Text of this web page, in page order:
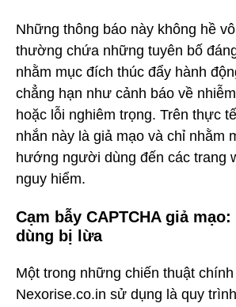
Những thông báo này không hề
thường chứa những tuyên bố
nhằm mục đích thúc đẩy hành
chẳng hạn như cảnh báo về
hoặc lỗi nghiêm trọng. Trên thực
nhắn này là giả mạo và chỉ nhằm
hướng người dùng đến các trang
nguy hiểm.
Cạm bẫy CAPTCHA giả
dùng bị lừa
Một trong những chiến thuật
Nexorise.co.in sử dụng là quy